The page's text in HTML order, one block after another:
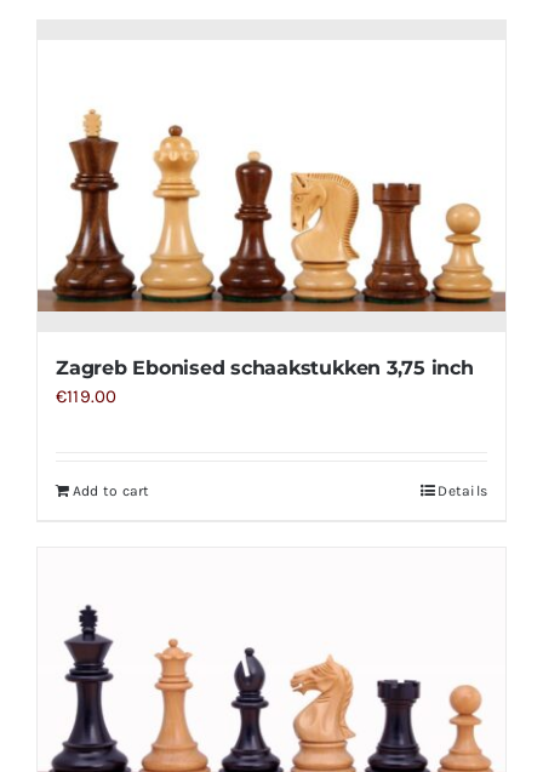
Zagreb Ebonised schaakstukken 3,75 inch
€119.00
Add to cart Details